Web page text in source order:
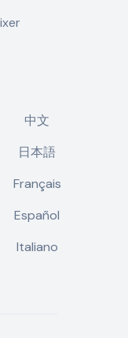
中文
日本語
Français
Español
Italiano